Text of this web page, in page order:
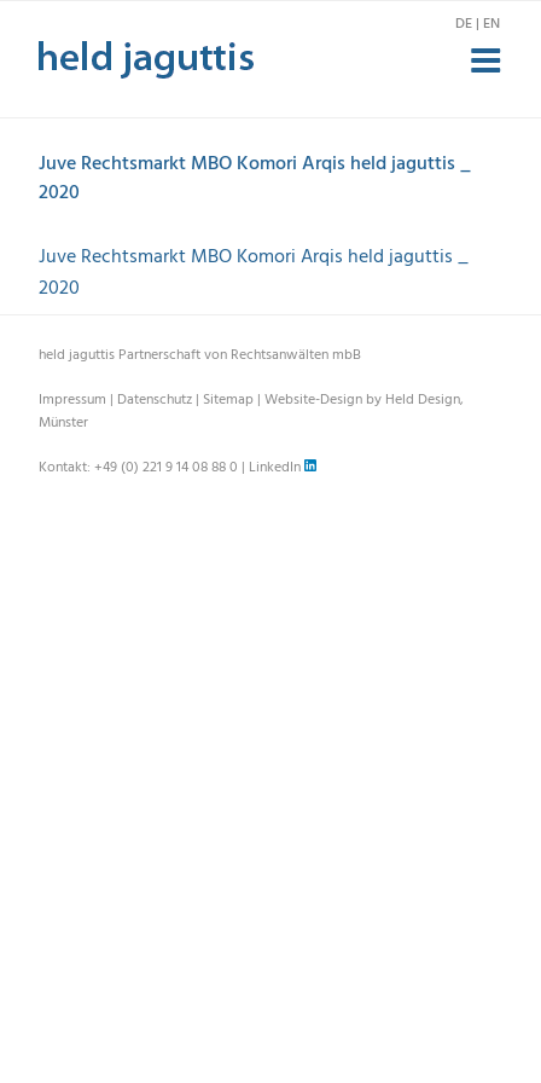
Inhalt
springen
DE | EN
Juve Rechtsmarkt MBO Komori Arqis held jaguttis _
2020
Juve Rechtsmarkt MBO Komori Arqis held jaguttis _
2020
held jaguttis Partnerschaft von Rechtsanwälten mbB
Impressum | Datenschutz | Sitemap | Website-Design by Held Design,
Münster
Kontakt: +49 (0) 221 9 14 08 88 0 | LinkedIn